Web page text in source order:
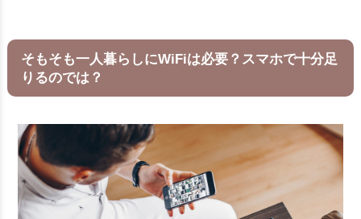
そもそも一人暮らしにWiFiは必要？スマホで十分足
りるのでは？